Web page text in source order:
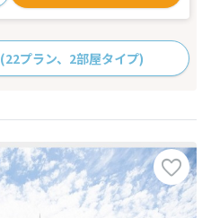
(22プラン、2部屋タイプ)